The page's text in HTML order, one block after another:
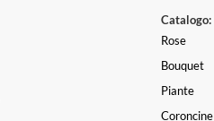
Catalogo:
Rose
Bouquet
Piante
Coroncine